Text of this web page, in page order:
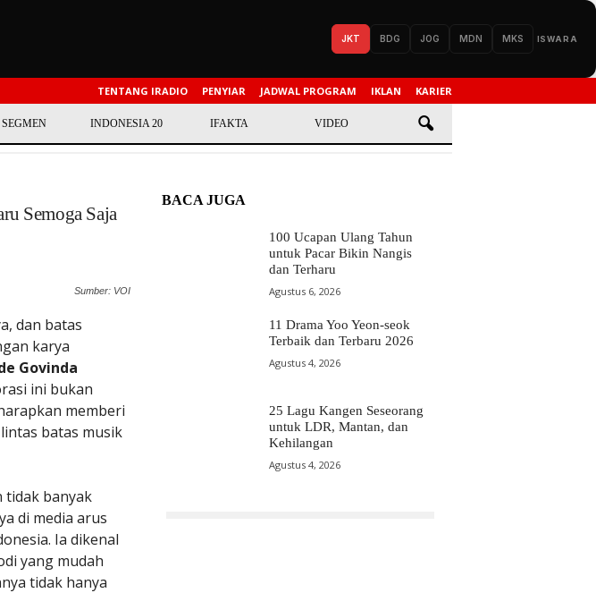
JKT BDG JOG MDN MKS ISWARA
TENTANG IRADIO PENYIAR JADWAL PROGRAM IKLAN KARIER
SEGMEN INDONESIA 20 IFAKTA VIDEO
Semoga Saja
Sumber: VOI
dan batas
karya
Govinda
ini bukan
memberi
batas musik
tidak banyak
di media arus
Ia dikenal
yang mudah
tidak hanya
BACA JUGA
100 Ucapan Ulang Tahun
untuk Pacar Bikin Nangis
dan Terharu
Agustus 6, 2026
11 Drama Yoo Yeon-seok
Terbaik dan Terbaru 2026
Agustus 4, 2026
25 Lagu Kangen Seseorang
untuk LDR, Mantan, dan
Kehilangan
Agustus 4, 2026